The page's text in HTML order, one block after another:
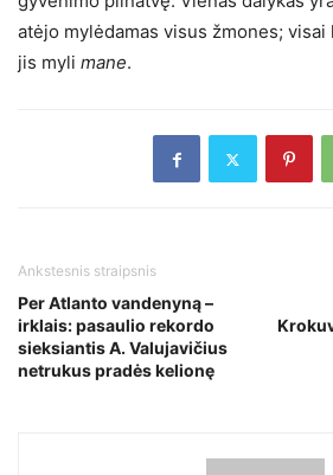
atėjo mylėdamas visus žmones; visai
jis myli mane.
Ankstesnis straipsnis
Per Atlanto vandenyną –
irklais: pasaulio rekordo
sieksiantis A. Valujavičius
netrukus pradės kelionę